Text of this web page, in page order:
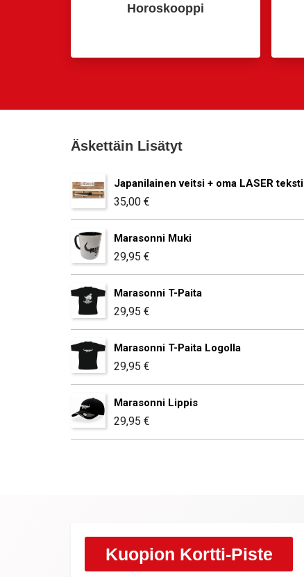
Horoskooppi
Äskettäin Lisätyt
Japanilainen veitsi + oma LASER teksti
35,00 €
Marasonni Muki
29,95 €
Marasonni T-Paita
29,95 €
Marasonni T-Paita Logolla
29,95 €
Marasonni Lippis
29,95 €
Kuopion Kortti-Piste